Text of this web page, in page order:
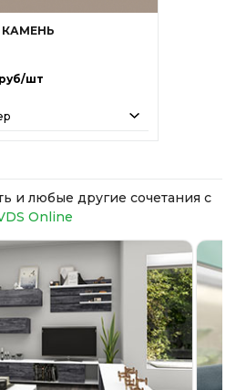
руб/шт
и любые другие сочетания с
Online